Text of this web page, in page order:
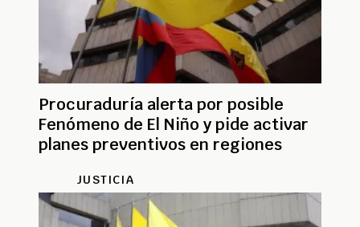
Procuraduría alerta por posible
Fenómeno de El Niño y pide activar
planes preventivos en regiones
JUSTICIA